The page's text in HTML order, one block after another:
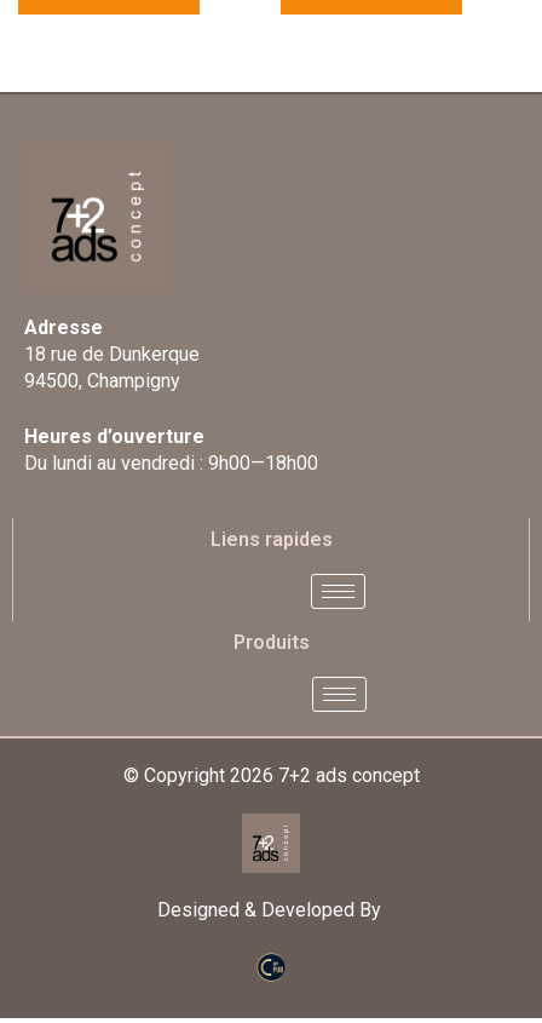
Adresse
18 rue de Dunkerque
94500, Champigny
Heures d’ouverture
Du lundi au vendredi : 9h00—18h00
Liens rapides
Produits
© Copyright 2026 7+2 ads concept
Designed & Developed By